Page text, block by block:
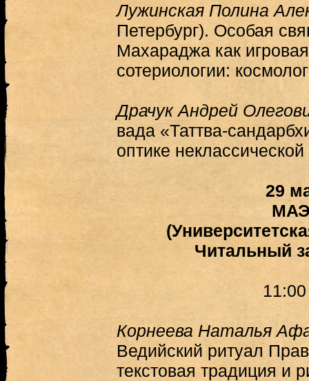
Лужинская Полина
Петербург). Особая
Махараджа как
сотериологии:
Драчук Андрей
вада «Таттва-
оптике
29
Читальный
Корнеева Наталья
Ведийский ритуал
текстовая традиция и